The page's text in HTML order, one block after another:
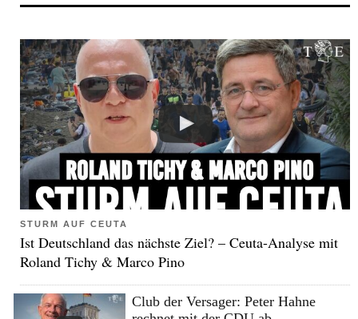
STURM AUF CEUTA
Ist Deutschland das nächste Ziel? – Ceuta-Analyse mit
Roland Tichy & Marco Pino
Club der Versager: Peter Hahne